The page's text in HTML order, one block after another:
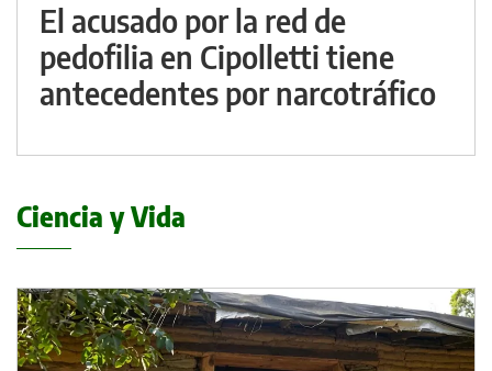
El acusado por la red de
pedofilia en Cipolletti tiene
antecedentes por narcotráfico
Ciencia y Vida